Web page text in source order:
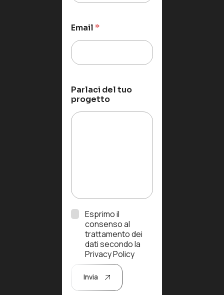
Email*
Parlaci del tuo
progetto
c
p
Esprimo il
consenso al
trattamento dei
dati secondo la
Privacy Policy
Invia